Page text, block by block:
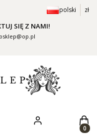
polski zł
SIĘ Z NAMI!